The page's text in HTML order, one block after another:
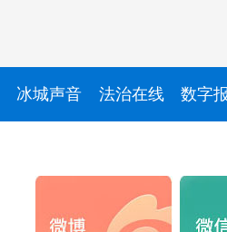
冰城声音 法治在线 数字